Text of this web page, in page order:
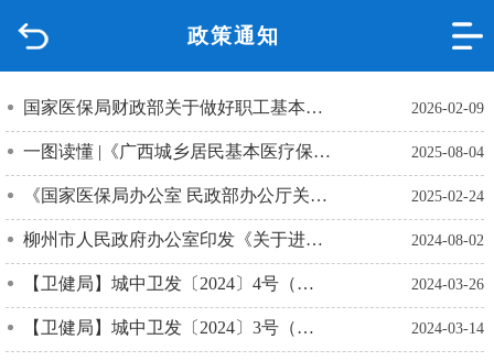
政策通知
品质城中
新闻中心
政府信息公开
网上办事
2026-02-09
国家医保局财政部关于做好职工基本医疗保险个人账户跨省共济工作的通知
2025-08-04
一图读懂 |《广西城乡居民基本医疗保险实施办法》都有哪些变化？
2025-02-24
《国家医保局办公室 民政部办公厅关于进一步做好医疗救助对象信息共享工作的通知》政策解读
2024-08-02
柳州市人民政府办公室印发《关于进一步深化改革促进乡村医疗卫生体系健康发展的意见》的通知（柳政办〔2024〕9号）
2024-03-26
【卫健局】城中卫发〔2024〕4号（关于下达2023年柳州市城中区基层医疗机构抗菌药物静脉安全用药考核合格人员名单的通知）
2024-03-14
【卫健局】城中卫发〔2024〕3号（关于印发《城中区卫生健康系统安全生产治本攻坚三年行动方案（2024—2026年）》的通知）